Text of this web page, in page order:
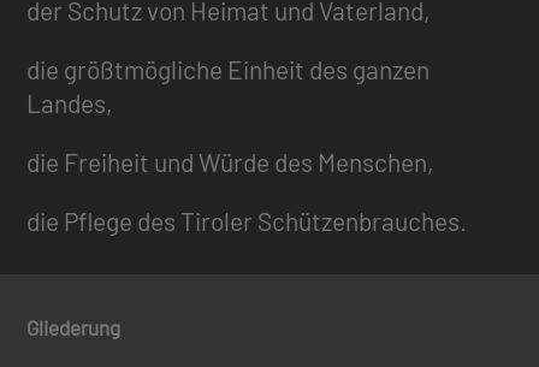
der Schutz von Heimat und Vaterland,
die größtmögliche Einheit des ganzen
Landes,
die Freiheit und Würde des Menschen,
die Pflege des Tiroler Schützenbrauches.
Gliederung